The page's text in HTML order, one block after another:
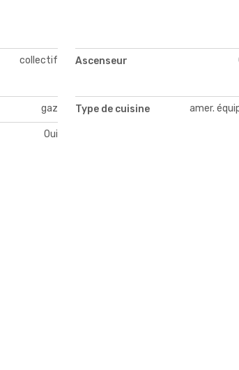
collectif Ascenseur
gaz Type de cuisine amer.
Oui